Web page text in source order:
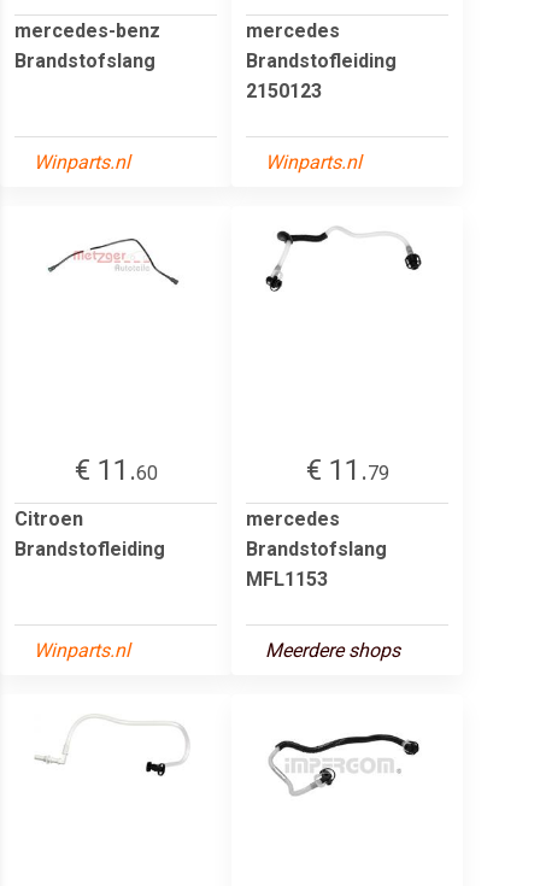
mercedes-benz
Brandstofslang
Winparts.nl
mercedes
Brandstofleiding
2150123
Winparts.nl
€ 11.60
Citroen
Brandstofleiding
Winparts.nl
€ 11.79
mercedes
Brandstofslang
MFL1153
Meerdere shops